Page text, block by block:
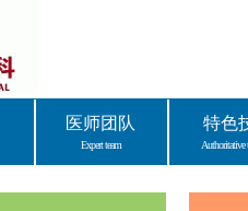
医师团队
Expert team
特色
Authoritative